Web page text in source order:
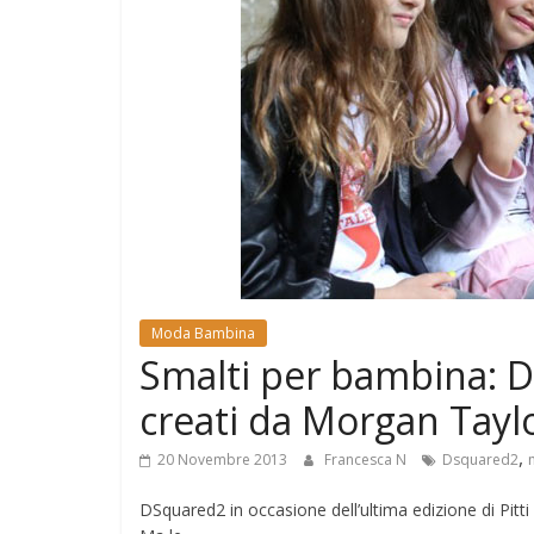
Moda Bambina
Smalti per bambina:
creati da Morgan
20 Novembre 2013 Francesca N Dsquared2,
DSquared2 in occasione dell’ultima edizione di